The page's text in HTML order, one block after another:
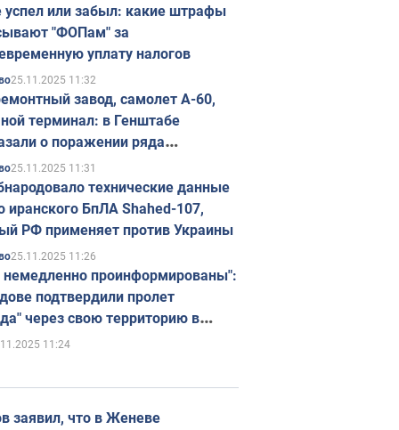
успел или забыл: какие штрафы
"ФОПам" за
уплату налогов
25.11.2025 11:32
завод, самолет А-60,
терминал: в Генштабе
о поражении ряда
объектов России
25.11.2025 11:31
технические данные
иранского БпЛА Shahed-107,
РФ применяет против Украины
25.11.2025 11:26
проинформированы":
подтвердили пролет
через свою территорию в
11:24
заявил, что в Женеве